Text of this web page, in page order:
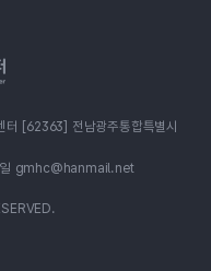
터 [62363] 전남광주통합특별시
gmhc@hanmail.net